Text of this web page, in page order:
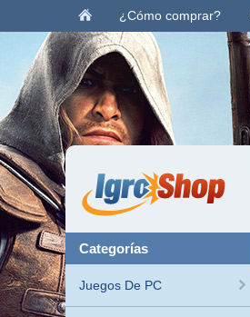
¿Cómo comprar?
categorías
Juegos De PC